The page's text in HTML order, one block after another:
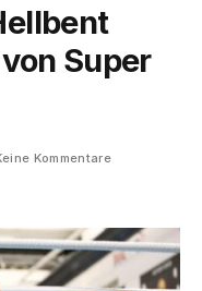
Super
Kommentare